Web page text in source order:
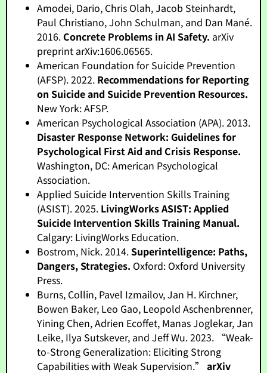
Amodei, Dario, Chris Olah, Jacob Steinhardt,
Paul Christiano, John Schulman, and Dan Mané.
2016.Concrete Problems in AI Safety. arXiv
preprint arXiv:1606.06565.
American Foundation for Suicide Prevention
(AFSP). 2022. Recommendations for Reporting
on Suicide and Suicide Prevention Resources.
New York: AFSP.
American Psychological Association (APA). 2013.
Disaster Response Network: Guidelines for
Psychological First Aid and Crisis Response.
Washington, DC: American Psychological
Association.
Applied Suicide Intervention Skills Training
(ASIST). 2025. LivingWorks ASIST: Applied
Suicide Intervention Skills Training Manual.
Calgary: LivingWorks Education.
Bostrom, Nick. 2014.Superintelligence: Paths,
Dangers, Strategies. Oxford: Oxford University
Press.
Burns, Collin, Pavel Izmailov, Jan H. Kirchner,
Bowen Baker, Leo Gao, Leopold Aschenbrenner,
Yining Chen, Adrien Ecoffet, Manas Joglekar, Jan
Leike, Ilya Sutskever, and Jeff Wu. 2023. “Weak-
to-Strong Generalization: Eliciting Strong
Capabilities with Weak Supervision.”arXiv